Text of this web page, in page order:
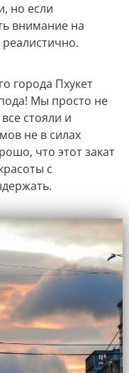
но если
внимание на
города Пхукет
Мы просто не
стояли и
не в силах
что этот закат
с